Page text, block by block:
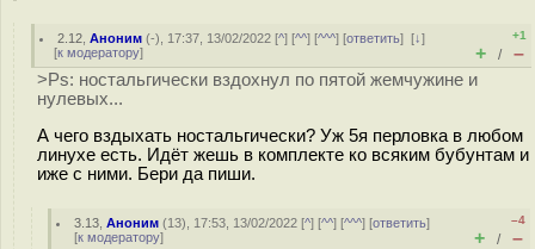
2.12 ,Аноним (-), 17:37, 13/02/2022 [^] [^^] [^^^] [ответить][↓]
[к модератору]
+1
+ / –
>Ps: ностальгически вздохнул по пятой жемчужине и
нулевых...
А чего вздыхать ностальгически? Уж 5я перловка в любом
линухе есть. Идёт жешь в комплекте ко всяким бубунтам и
иже с ними. Бери да пиши.
3.13 ,Аноним (13), 17:53, 13/02/2022 [^] [^^] [^^^] [ответить]
[к модератору]
–4
+ / –